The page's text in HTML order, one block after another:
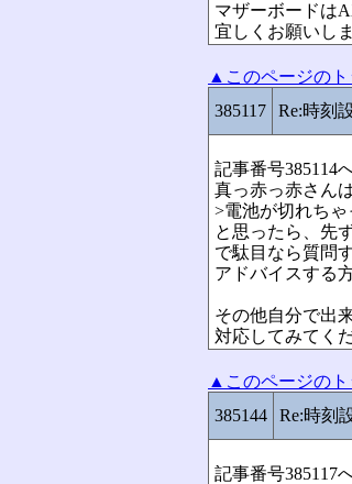
マザーボードは
宜しくお願いしま
▲このページのト
385117
Re:時刻
記事番号385114
真っ赤っ赤さん
>電池が切れちゃ
と思ったら、先
で駄目なら質問
アドバイスする
その他自分で出
対応してみてく
▲このページのト
385144
Re:時刻
記事番号385117